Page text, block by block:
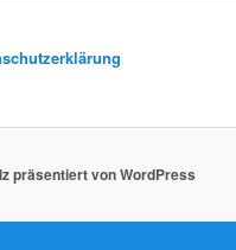
präsentiert von WordPress